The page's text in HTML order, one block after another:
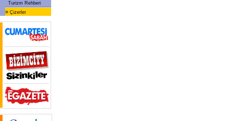
Turizm Rehberi
» Çizerler